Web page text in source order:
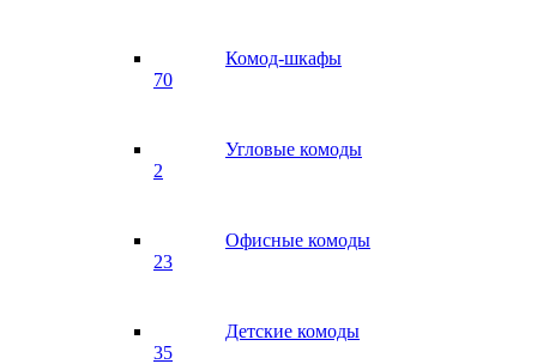
Комод-шкафы
70
Угловые комоды
2
Офисные комоды
23
Детские комоды
35